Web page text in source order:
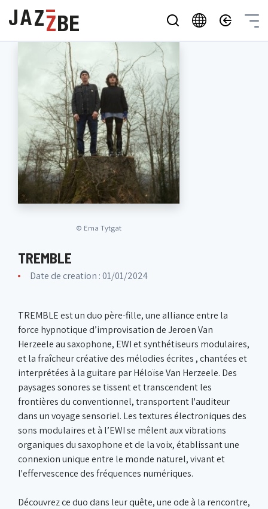
© Ema Tytgat
TREMBLE
Date de creation : 01/01/2024
TREMBLE est un duo père-fille, une alliance entre la
force hypnotique d’improvisation de Jeroen Van
Herzeele au saxophone, EWI et synthétiseurs modulaires,
et la fraîcheur créative des mélodies écrites , chantées et
interprétées à la guitare par Héloïse Van Herzeele. Des
paysages sonores se tissent et transcendent les
frontières du conventionnel, transportent l'auditeur
dans un voyage sensoriel. Les textures électroniques des
sons modulaires et à l’EWI se mêlent aux vibrations
organiques du saxophone et de la voix, établissant une
connexion unique entre le monde naturel, vivant et
l'effervescence des fréquences numériques.
Découvrez ce duo dans leur quête, une ode à la rencontre,